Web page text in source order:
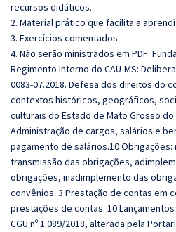
recursos didáticos.
2. Material prático que facilita a
3. Exercícios comentados.
4. Não serão ministrados em PDF:
Regimento Interno do CAU-MS:
0083-07.2018. Defesa dos direitos do
contextos históricos, geográficos,
culturais do Estado de Mato Grosso do
Administração de cargos, salários e
pagamento de salários.10
transmissão das obrigações,
obrigações, inadimplemento das
convênios. 3 Prestação de contas em
prestações de contas. 10
CGU nº 1.089/2018, alterada pela